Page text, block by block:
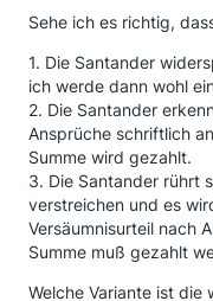
Sehe ich es richtig,
1. Die Santander
ich werde dann wohl
2. Die Santander
Ansprüche schriftlich
Summe wird gezahlt.
3. Die Santander rührt
verstreichen und es
Versäumnisurteil nach
Summe muß gezahlt
Welche Variante ist die